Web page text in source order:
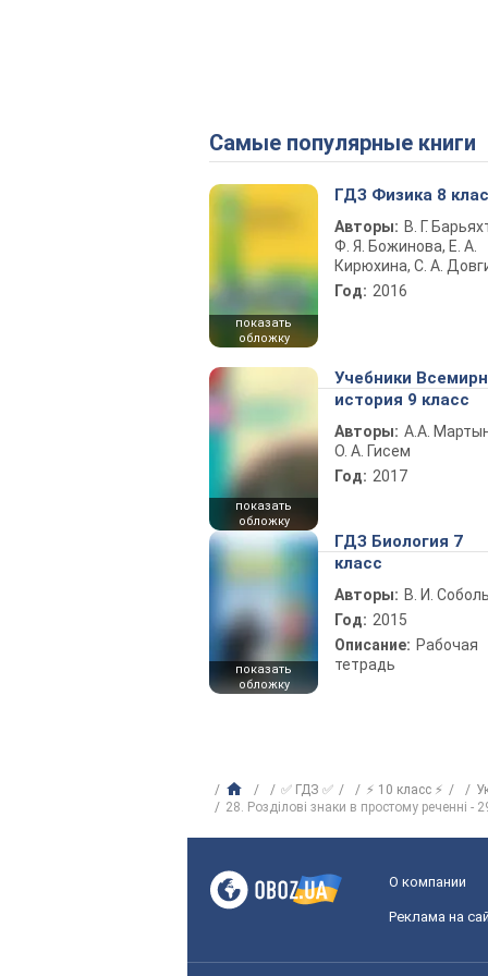
Самые популярные книги
показать
обложку
ГДЗ Физика 8
Авторы: В. Г.
Ф. Я. Божинова, Е. А.
Кирюхина, С. А.
Год: 2016
показать
обложку
Учебники
история 9 класс
Авторы: А.А.
О. А. Гисем
Год: 2017
показать
обложку
ГДЗ Биология 7
класс
Авторы: В. И.
Год: 2015
Описание: Рабочая
тетрадь
✅ ГДЗ ✅ ⚡ 10 класс ⚡
28. Розділові знаки в простому реченні
О компании
Реклама на